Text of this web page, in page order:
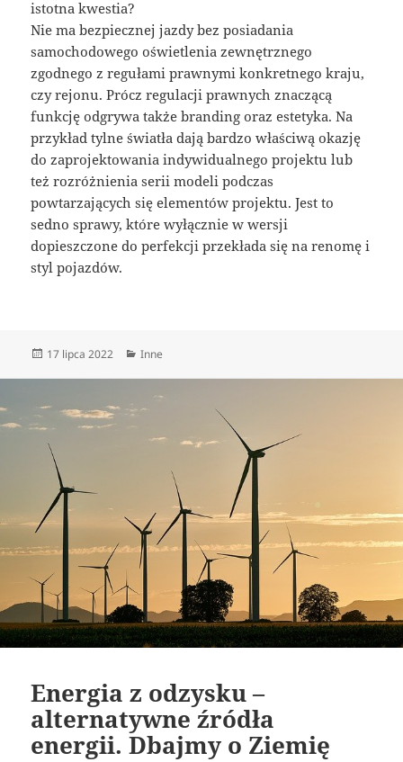
istotna kwestia?
Nie ma bezpiecznej jazdy bez posiadania
samochodowego oświetlenia zewnętrznego
zgodnego z regułami prawnymi konkretnego kraju,
czy rejonu. Prócz regulacji prawnych znaczącą
funkcję odgrywa także branding oraz estetyka. Na
przykład tylne światła dają bardzo właściwą okazję
do zaprojektowania indywidualnego projektu lub
też rozróżnienia serii modeli podczas
powtarzających się elementów projektu. Jest to
sedno sprawy, które wyłącznie w wersji
dopieszczone do perfekcji przekłada się na renomę i
styl pojazdów.
Data
17 lipca 2022 Kategorie
Inne
Energia z odzysku –
alternatywne źródła
energii. Dbajmy o Ziemię